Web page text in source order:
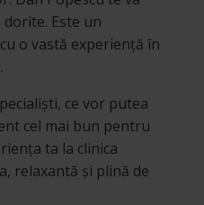
Este un
o vastă experiență în
ce vor putea
cel mai bun pentru
ta la clinica
relaxantă și plină de